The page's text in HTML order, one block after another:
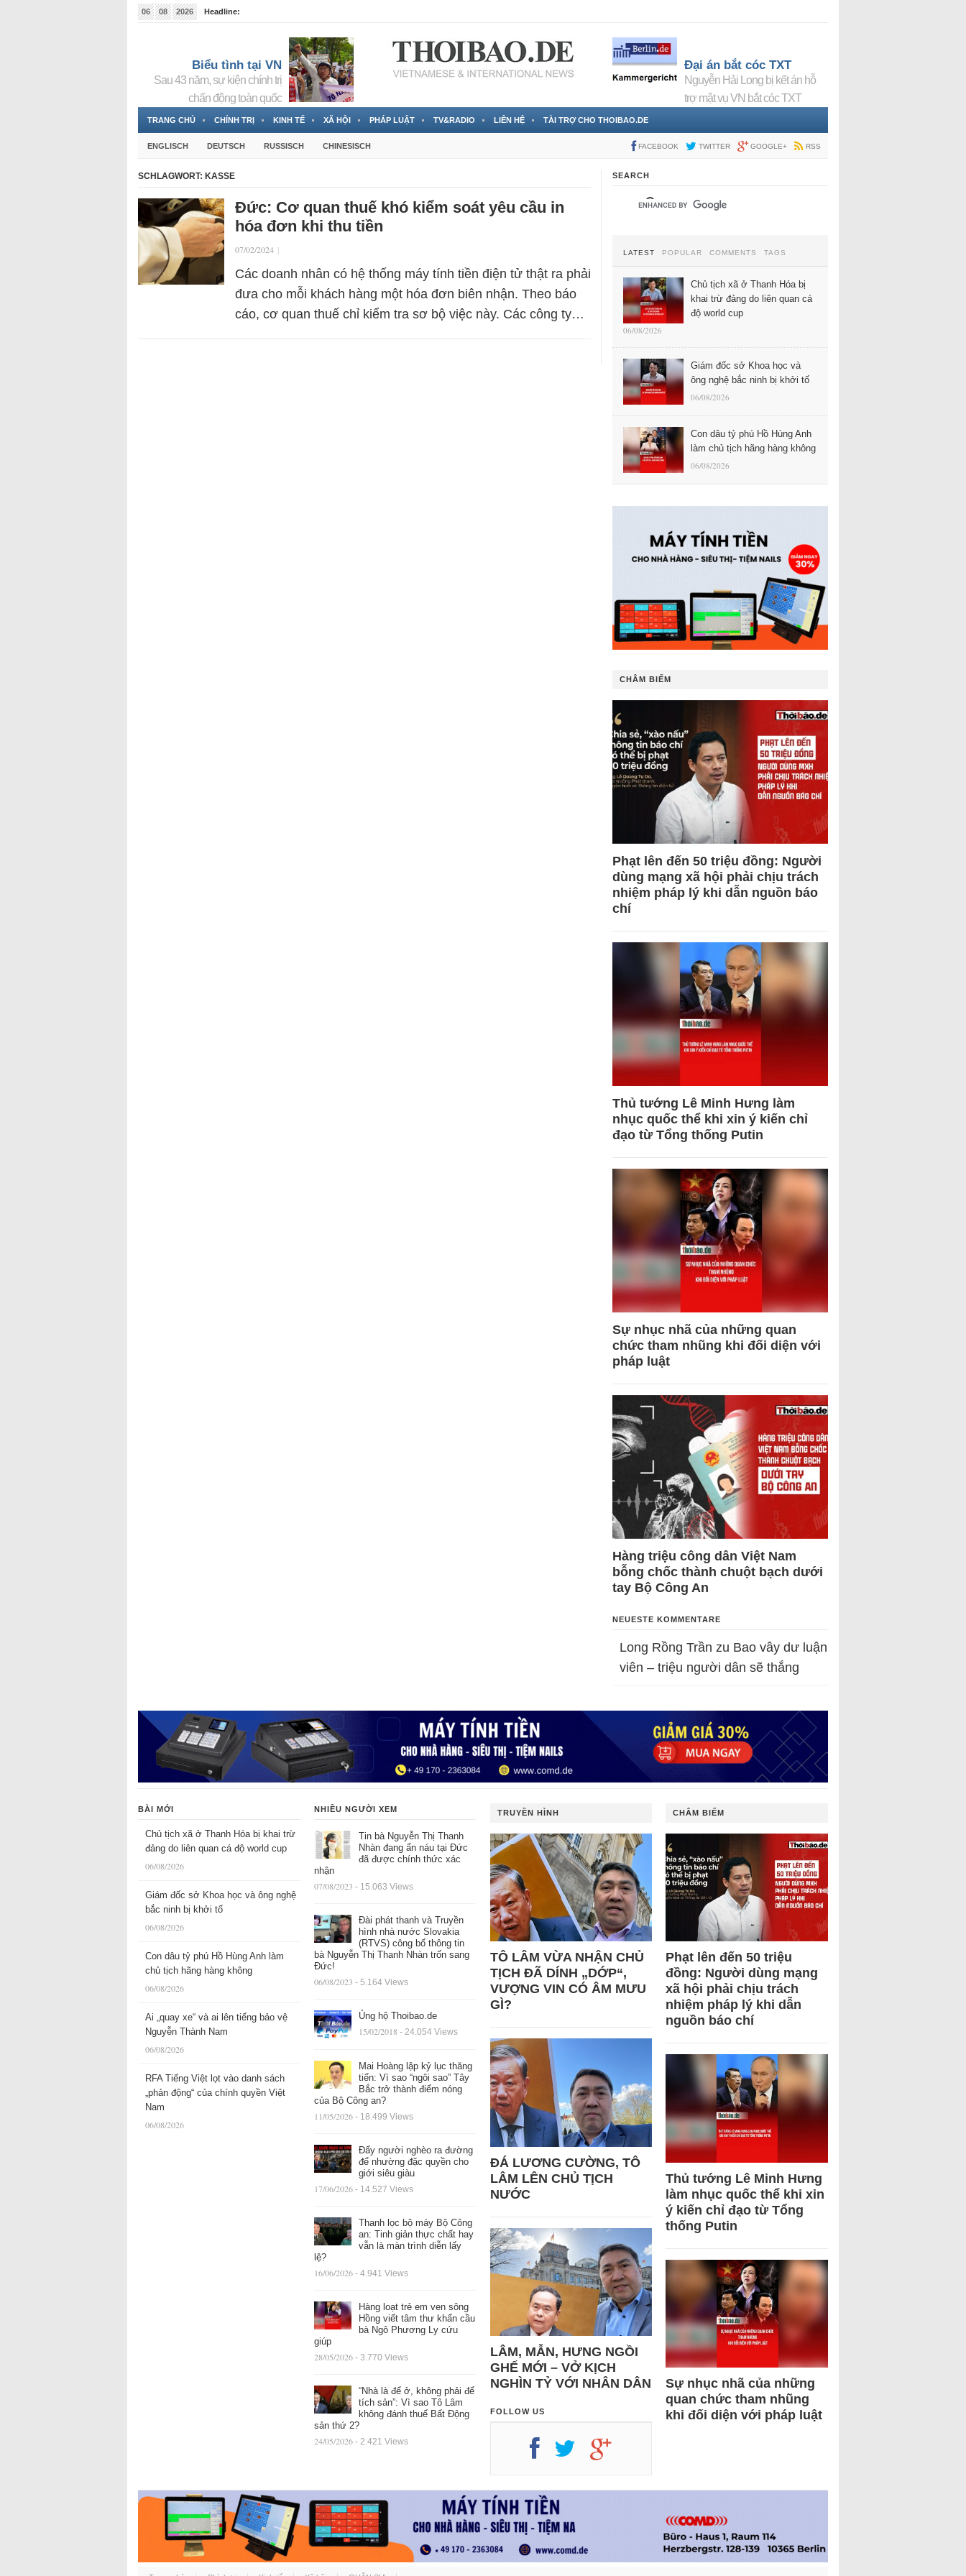
06 08 2026
Headline:
Biểu tình tại VN
Sau 43 năm, sự kiện chính trị
chấn động toàn quốc
Đại án bắt cóc TXT
Nguyễn Hải Long bị kết án hỗ
trợ mật vụ VN bắt cóc TXT
TRANG CHỦ CHÍNH TRỊ KINH TẾ XÃ HỘI PHÁP LUẬT TV&RADIO LIÊN HỆ TÀI TRỢ CHO THOIBAO.DE
ENGLISCH DEUTSCH RUSSISCH CHINESISCH FACEBOOK TWITTER GOOGLE+ RSS
SCHLAGWORT: KASSE
Đức: Cơ quan thuế khó kiểm soát yêu cầu in
hóa đơn khi thu tiền
07/02/2024 |
Các doanh nhân có hệ thống máy tính tiền điện tử thật ra phải
đưa cho mỗi khách hàng một hóa đơn biên nhận. Theo báo
cáo, cơ quan thuế chỉ kiểm tra sơ bộ việc này. Các công ty…
SEARCH
LATEST POPULAR COMMENTS TAGS
Chủ tịch xã ở Thanh Hóa bị
khai trừ đảng do liên quan cá
độ world cup
06/08/2026
Giám đốc sở Khoa học và
ông nghệ bắc ninh bị khởi tố
06/08/2026
Con dâu tỷ phú Hồ Hùng Anh
làm chủ tịch hãng hàng không
06/08/2026
CHÂM BIẾM
Phạt lên đến 50 triệu đồng: Người
dùng mạng xã hội phải chịu trách
nhiệm pháp lý khi dẫn nguồn báo
chí
Thủ tướng Lê Minh Hưng làm
nhục quốc thể khi xin ý kiến chỉ
đạo từ Tổng thống Putin
Sự nhục nhã của những quan
chức tham nhũng khi đối diện với
pháp luật
Hàng triệu công dân Việt Nam
bỗng chốc thành chuột bạch dưới
tay Bộ Công An
NEUESTE KOMMENTARE
Long Rồng Trần zu Bao vây dư luận
viên – triệu người dân sẽ thắng
BÀI MỚI
Chủ tịch xã ở Thanh Hóa bị khai trừ
đảng do liên quan cá độ world cup
06/08/2026
Giám đốc sở Khoa học và ông nghệ
bắc ninh bị khởi tố
06/08/2026
Con dâu tỷ phú Hồ Hùng Anh làm
chủ tịch hãng hàng không
06/08/2026
Ai „quay xe“ và ai lên tiếng bảo vệ
Nguyễn Thành Nam
06/08/2026
RFA Tiếng Việt lọt vào danh sách
„phản động“ của chính quyền Việt
Nam
06/08/2026
NHIỀU NGƯỜI XEM
Tin bà Nguyễn Thị Thanh
Nhàn đang ẩn náu tại Đức
đã được chính thức xác
nhận
07/08/2023 - 15.063 Views
Đài phát thanh và Truyền
hình nhà nước Slovakia
(RTVS) công bố thông tin
bà Nguyễn Thị Thanh Nhàn trốn sang
Đức!
06/08/2023 - 5.164 Views
Ủng hộ Thoibao.de
15/02/2018 - 24.054 Views
Mai Hoàng lập kỷ lục thăng
tiến: Vì sao “ngôi sao” Tây
Bắc trở thành điểm nóng
của Bộ Công an?
11/05/2026 - 18.499 Views
Đẩy người nghèo ra đường
để nhường đặc quyền cho
giới siêu giàu
17/06/2026 - 14.527 Views
Thanh lọc bộ máy Bộ Công
an: Tinh giản thực chất hay
vẫn là màn trình diễn lấy
lệ?
16/06/2026 - 4.941 Views
Hàng loạt trẻ em ven sông
Hồng viết tâm thư khẩn cầu
bà Ngô Phương Ly cứu
giúp
28/05/2026 - 3.770 Views
“Nhà là để ở, không phải để
tích sản”: Vì sao Tô Lâm
không đánh thuế Bất Động
sản thứ 2?
24/05/2026 - 2.421 Views
TRUYỀN HÌNH
TÔ LÂM VỪA NHẬN CHỦ
TỊCH ĐÃ DÍNH „DỚP“,
VƯỢNG VIN CÓ ÂM MƯU
GÌ?
ĐÁ LƯƠNG CƯỜNG, TÔ
LÂM LÊN CHỦ TỊCH
NƯỚC
LÂM, MẪN, HƯNG NGỒI
GHẾ MỚI – VỞ KỊCH
NGHÌN TỶ VỚI NHÂN DÂN
FOLLOW US
CHÂM BIẾM
Phạt lên đến 50 triệu
đồng: Người dùng mạng
xã hội phải chịu trách
nhiệm pháp lý khi dẫn
nguồn báo chí
Thủ tướng Lê Minh Hưng
làm nhục quốc thể khi xin
ý kiến chỉ đạo từ Tổng
thống Putin
Sự nhục nhã của những
quan chức tham nhũng
khi đối diện với pháp luật